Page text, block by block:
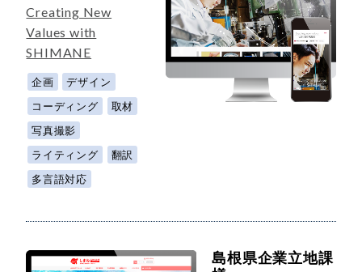
Creating New
Values with
SHIMANE
企画
デザイン
コーディング
取材
写真撮影
ライティング
翻訳
多言語対応
島根県企業立地課